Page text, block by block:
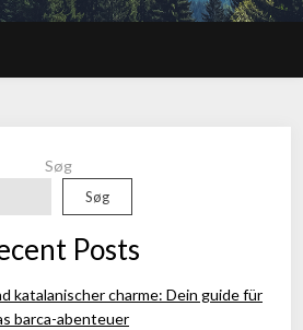
Søg
Søg
Posts
katalanischer charme: Dein guide für
barca-abenteuer